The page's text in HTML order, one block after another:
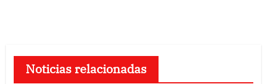
Noticias relacionadas